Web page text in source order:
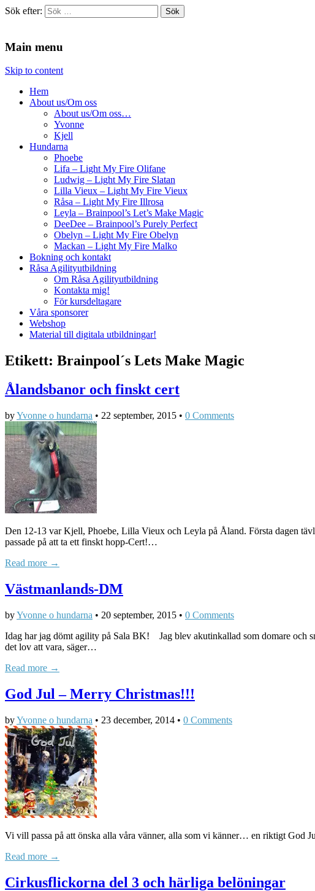
Sök efter:
Main menu
Skip to content
Hem
About us/Om oss
About us/Om oss…
Yvonne
Kjell
Hundarna
Phoebe
Lifa – Light My Fire Olifane
Ludwig – Light My Fire Slatan
Lilla Vieux – Light My Fire Vieux
Råsa – Light My Fire Illrosa
Leyla – Brainpool’s Let’s Make Magic
DeeDee – Brainpool’s Purely Perfect
Obelyn – Light My Fire Obelyn
Mackan – Light My Fire Malko
Bokning och kontakt
Råsa Agilityutbildning
Om Råsa Agilityutbildning
Kontakta mig!
För kursdeltagare
Våra sponsorer
Webshop
Material till digitala utbildningar!
Etikett: Brainpool´s Lets Make Magic
Ålandsbanor och finskt cert
byYvonne o hundarna • 22 september, 2015 • 0 Comments
Den 12-13 var Kjell, Phoebe, Lilla Vieux och Leyla på Åland. Första dagen
passade på att ta ett finskt hopp-Cert!…
Read more →
Västmanlands-DM
byYvonne o hundarna • 20 september, 2015 • 0 Comments
Idag har jag dömt agility på Sala BK! Jag blev akutinkallad som domare och
det lov att vara, säger…
Read more →
God Jul – Merry Christmas!!!
byYvonne o hundarna • 23 december, 2014 • 0 Comments
Vi vill passa på att önska alla våra vänner, alla som vi känner… en riktigt
Read more →
Cirkusflickorna del 3 och härliga belöningar